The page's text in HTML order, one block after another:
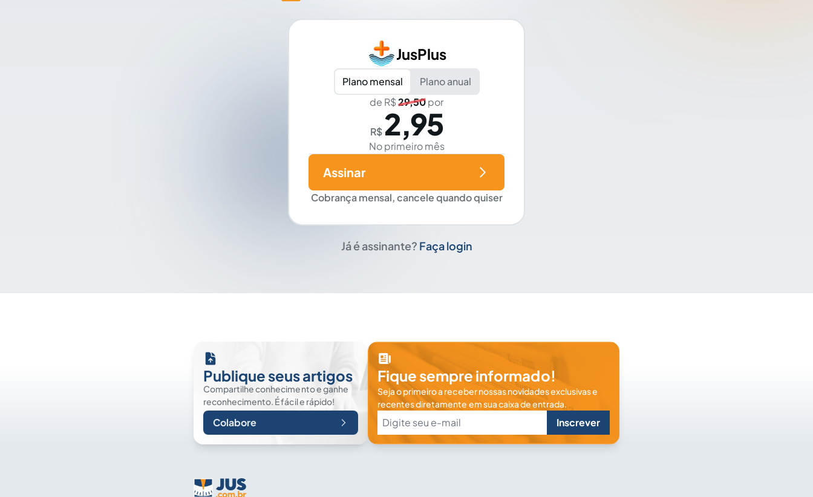
JusPlus
Plano mensal
Plano anual
de R$29,50por
R$ 2,95
No primeiro mês
Cobrança mensal, cancele quando quiser
Assinar
Já é assinante? Faça login
Publique seus artigos
Compartilhe conhecimento e ganhe
reconhecimento. É fácil e rápido!
Colabore
Fique sempre informado!
Seja o primeiro a receber nossas novidades exclusivas e
recentes diretamente em sua caixa de entrada.
Inscrever